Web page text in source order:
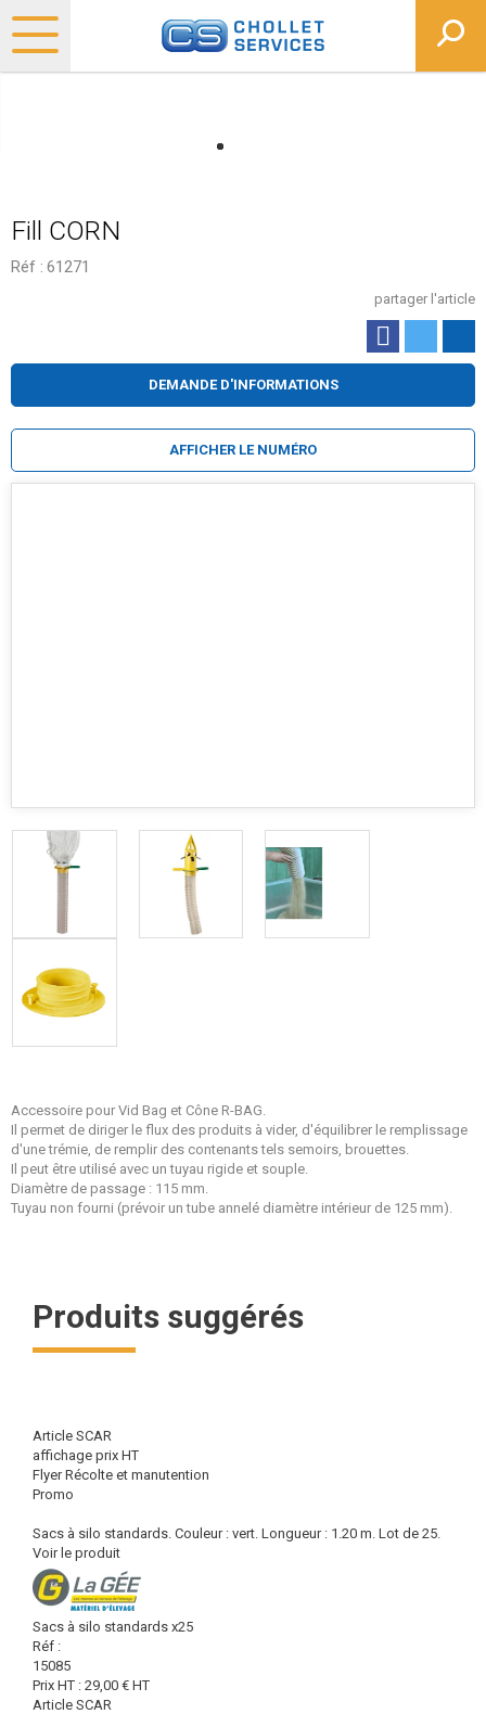
Fill CORN
Réf : 61271
partager l'article
Accessoire pour Vid Bag et Cône R-BAG.
Il permet de diriger le flux des produits à vider, d'équilibrer le remplissage
d'une trémie, de remplir des contenants tels semoirs, brouettes.
Il peut être utilisé avec un tuyau rigide et souple.
Diamètre de passage : 115 mm.
Tuyau non fourni (prévoir un tube annelé diamètre intérieur de 125 mm).
DEMANDE D'INFORMATIONS
AFFICHER LE NUMÉRO
Produits suggérés
Article SCAR
affichage prix HT
Flyer Récolte et manutention
Promo
Sacs à silo standards. Couleur : vert. Longueur : 1.20 m. Lot de 25.
Voir le produit
Sacs à silo standards x25
Réf :
15085
Prix HT : 29,00 € HT
Article SCAR